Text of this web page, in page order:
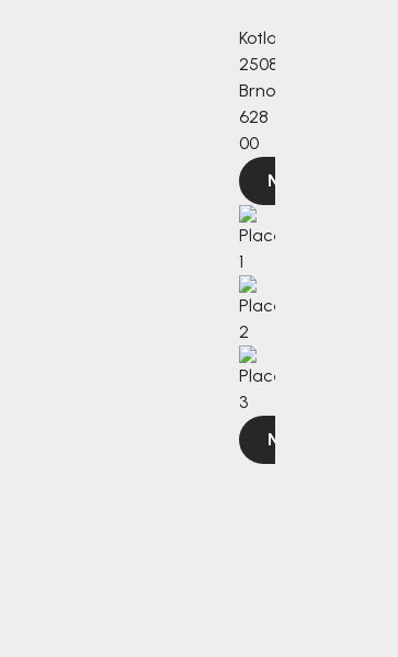
Kotlanova
2508/3a,
Brno,
628
00
Navigovat
Navigovat